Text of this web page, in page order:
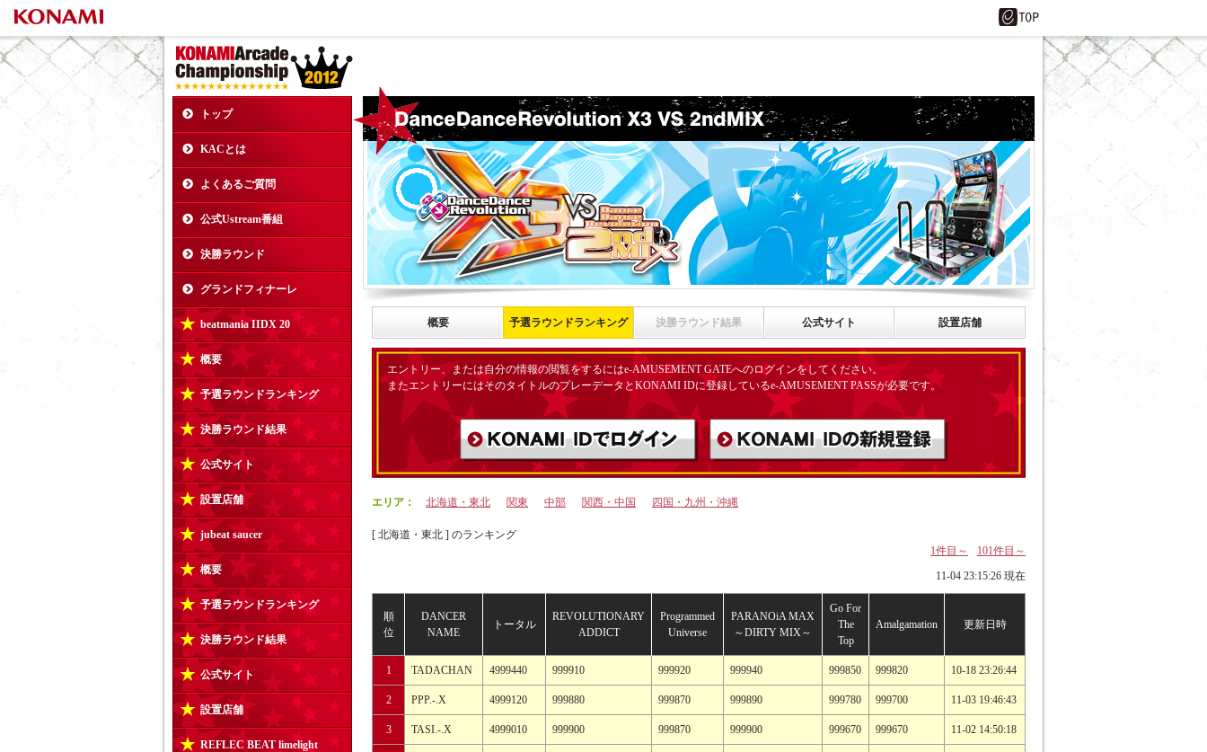
概要 予選ラウンドランキング 決勝ラウンド結果 公式サイト 設置店舗
エントリー、または自分の情報の閲覧をするにはe-AMUSEMENT GATEへのログインをしてください。
またエントリーにはそのタイトルのプレーデータとKONAMI IDに登録しているe-AMUSEMENT PASSが必要です。
エリア： 北海道・東北 関東 中部 関西・中国 四国・九州・沖縄
[ 北海道・東北 ] のランキング
1件目～
101件目～
11-04 23:15:26 現在
順
位
DANCER
NAME
トータル
REVOLUTIONARY
ADDICT
Programmed
Universe
PARANOiA MAX
～DIRTY MIX～
Go For
The
Top
Amalgamation 更新日時
1 TADACHAN 4999440 999910 999920 999940 999850 999820 10-18 23:26:44
2 PPP.-.X 4999120 999880 999870 999890 999780 999700 11-03 19:46:43
3 TASI.-.X 4999010 999900 999870 999900 999670 999670 11-02 14:50:18
トップ
KACとは
よくあるご質問
公式Ustream番組
決勝ラウンド
グランドフィナーレ
beatmania IIDX 20
概要
予選ラウンドランキング
決勝ラウンド結果
公式サイト
設置店舗
jubeat saucer
概要
予選ラウンドランキング
決勝ラウンド結果
公式サイト
設置店舗
REFLEC BEAT limelight